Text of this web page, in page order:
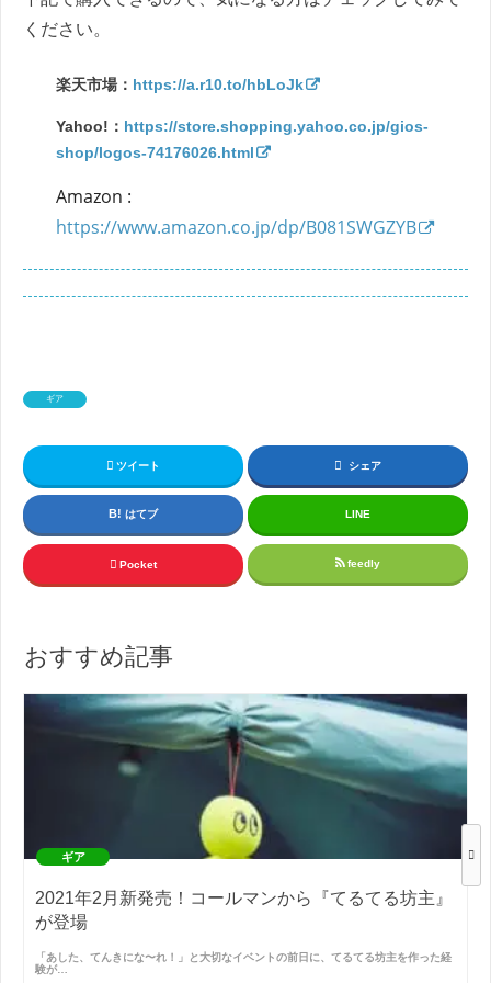
ください。
楽天市場： https://a.r10.to/hbLoJk
Yahoo!： https://store.shopping.yahoo.co.jp/gios-
shop/logos-74176026.html
Amazon :
https://www.amazon.co.jp/dp/B081SWGZYB
ギア
ツイート シェア
はてブ LINE
Pocket feedly
おすすめ記事
ギア
2021年2月新発売！コールマンから『てるてる坊主』
が登場
「あした、てんきにな〜れ！」と大切なイベントの前日に、てるてる坊主を作った経
験が…